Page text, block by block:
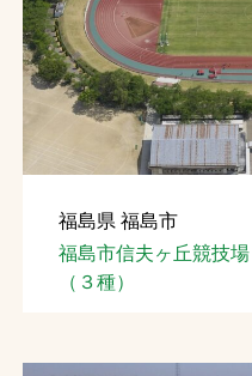
福島県 福島市
福島市信夫ヶ丘競技場
（３種）